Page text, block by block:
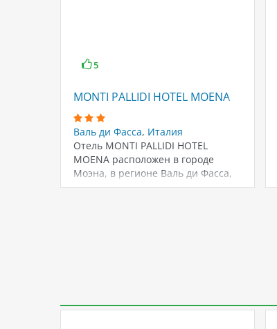
5
MONTI PALLIDI HOTEL MOENA
Валь ди Фасса, Италия
Отель MONTI PALLIDI HOTEL
MOENA расположен в городе
Моэна, в регионе Валь ди Фасса,
Италия.…